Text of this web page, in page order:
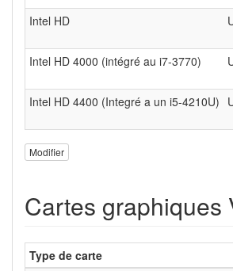
Intel HD
Intel HD 4000 (intégré au i7-3770)
Intel HD 4400 (Integré a un i5-4210U)
Modifier
Cartes graphiques
Type de carte